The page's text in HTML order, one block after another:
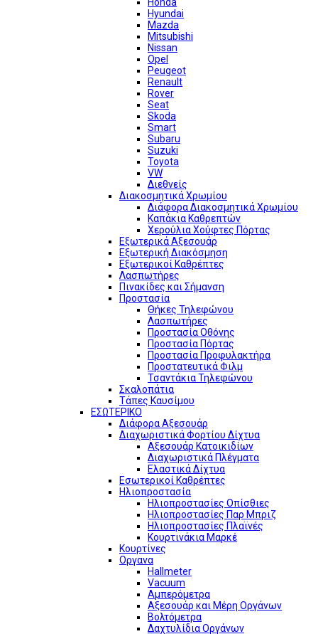
Hyundai
Mazda
Mitsubishi
Nissan
Opel
Peugeot
Renault
Rover
Seat
Skoda
Smart
Subaru
Suzuki
Toyota
VW
Διεθνείς
Διακοσμητικά Χρωμίου
Διάφορα Διακοσμητικά Χρωμίου
Καπάκια Καθρεπτών
Χερούλια Χούφτες Πόρτας
Εξωτερικά Αξεσουάρ
Εξωτερική Διακόσμηση
Εξωτερικοί Καθρέπτες
Λασπωτήρες
Πινακίδες και Σήμανση
Προστασία
Θήκες Τηλεφώνου
Λασπωτήρες
Προστασία Οθόνης
Προστασία Πόρτας
Προστασία Προφυλακτήρα
Προστατευτικά Φιλμ
Τσαντάκια Τηλεφώνου
Σκαλοπάτια
Τάπες Καυσίμου
ΕΣΩΤΕΡΙΚΟ
Διάφορα Αξεσουάρ
Διαχωριστικά Φορτίου Δίχτυα
Αξεσουάρ Κατοικιδίων
Διαχωριστικά Πλέγματα
Ελαστικά Δίχτυα
Εσωτερικοί Καθρέπτες
Ηλιοπροστασία
Ηλιοπροστασίες Οπίσθιες
Ηλιοπροστασίες Παρ Μπριζ
Ηλιοπροστασίες Πλαϊνές
Κουρτινάκια Μαρκέ
Κουρτίνες
Οργανα
Hallmeter
Vacuum
Αμπερόμετρα
Αξεσουάρ και Μέρη Οργάνων
Βολτόμετρα
Δαχτυλίδια Οργάνων